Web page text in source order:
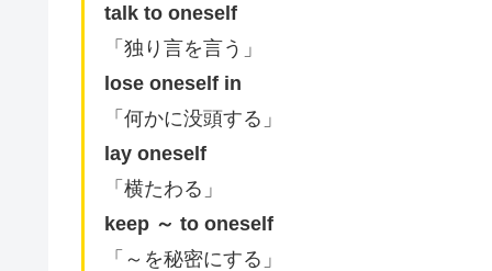
talk to oneself
「独り言を言う」
lose oneself in
「何かに没頭する」
lay oneself
「横たわる」
keep ～ to oneself
「～を秘密にする」